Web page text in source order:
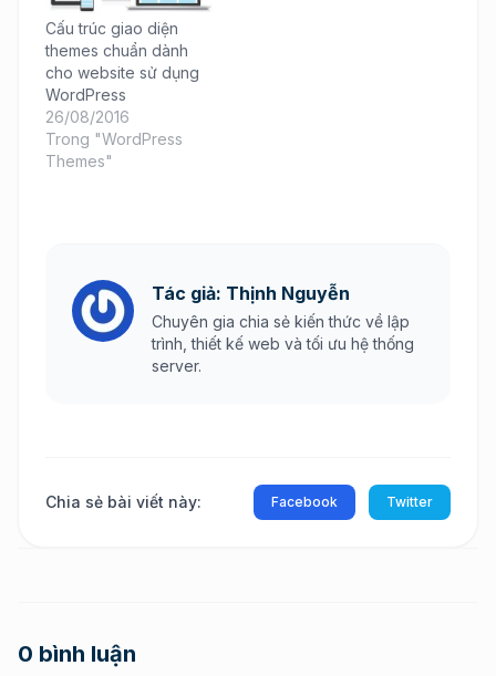
Cấu trúc giao diện
themes chuẩn dành
cho website sử dụng
WordPress
26/08/2016
Trong "WordPress
Themes"
Tác giả: Thịnh Nguyễn
Chuyên gia chia sẻ kiến thức về lập
trình, thiết kế web và tối ưu hệ thống
server.
Chia sẻ bài viết này: Facebook Twitter
0 bình luận